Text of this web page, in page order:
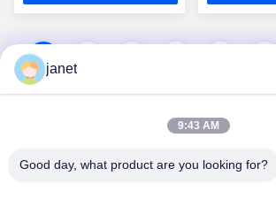
1
janet
9:43 AM
Good day, what product are you looking for?